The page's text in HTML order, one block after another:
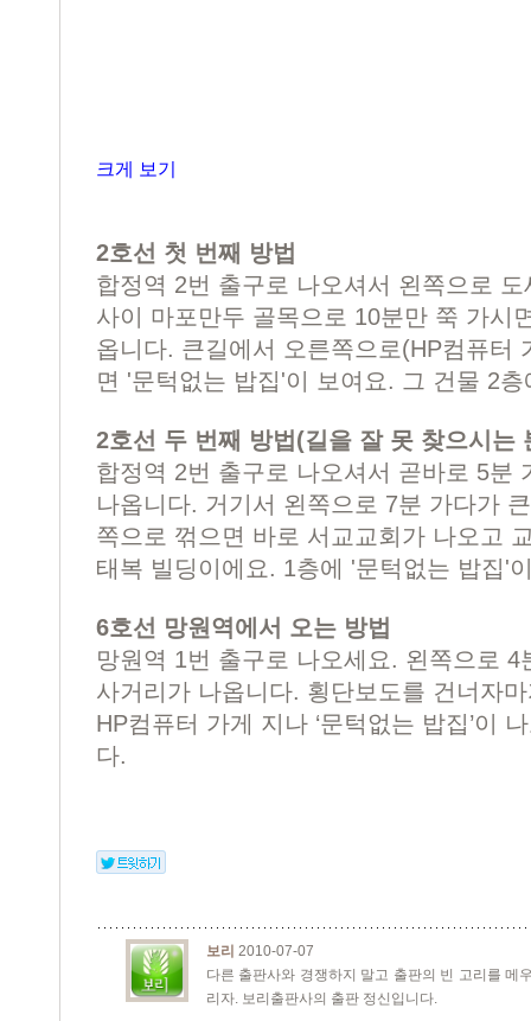
크게 보기
2호선 첫 번째 방법
합정역 2번 출구로 나오셔서 왼쪽으로
사이 마포만두 골목으로 10분만 쭉 가시
옵니다. 큰길에서 오른쪽으로(HP컴퓨터
면 '문턱없는 밥집'이 보여요. 그 건물 2
2호선 두 번째 방법(길을 잘 못 찾으시는
합정역 2번 출구로 나오셔서 곧바로 5분
나옵니다. 거기서 왼쪽으로 7분 가다가
쪽으로 꺾으면 바로 서교교회가 나오고
태복 빌딩이에요. 1층에 '문턱없는 밥집'
6호선 망원역에서 오는 방법
망원역 1번 출구로 나오세요. 왼쪽으로
사거리가 나옵니다. 횡단보도를 건너자
HP컴퓨터 가게 지나 ‘문턱없는 밥집’이
다.
보리 2010-07-07
다른 출판사와 경쟁하지 말고 출판의 빈 고리를 메
리자. 보리출판사의 출판 정신입니다.